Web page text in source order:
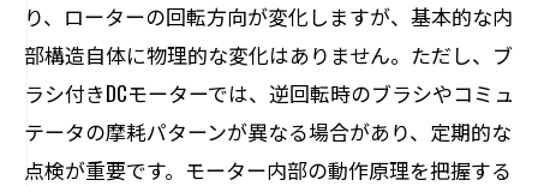
り、ローターの回転方向が変化しますが、基本的な内
部構造自体に物理的な変化はありません。ただし、ブ
ラシ付きDCモーターでは、逆回転時のブラシやコミュ
テータの摩耗パターンが異なる場合があり、定期的な
点検が重要です。モーター内部の動作原理を把握する